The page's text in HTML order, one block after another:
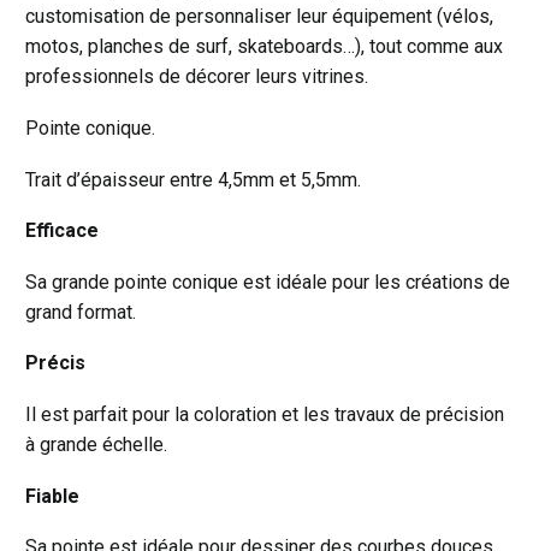
customisation de personnaliser leur équipement (vélos,
motos, planches de surf, skateboards…), tout comme aux
professionnels de décorer leurs vitrines.
Pointe conique.
Trait d’épaisseur entre 4,5mm et 5,5mm.
Efficace
Sa grande pointe conique est idéale pour les créations de
grand format.
Précis
Il est parfait pour la coloration et les travaux de précision
à grande échelle.
Fiable